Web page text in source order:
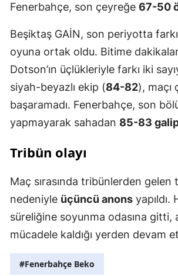
Fenerbahçe, son çeyreğe 67-50
Beşiktaş GAİN, son periyotta
oyuna ortak oldu. Bitime
Dotson’ın üçlükleriyle farkı iki
siyah-beyazlı ekip (84-82), maçı
başaramadı. Fenerbahçe, son
yapmayarak sahadan 85-83
Tribün olayı
Maç sırasında tribünlerden
nedeniyle üçüncü anons yapıldı.
süreliğine soyunma odasına gitti,
mücadele kaldığı yerden devam
#Fenerbahçe Beko